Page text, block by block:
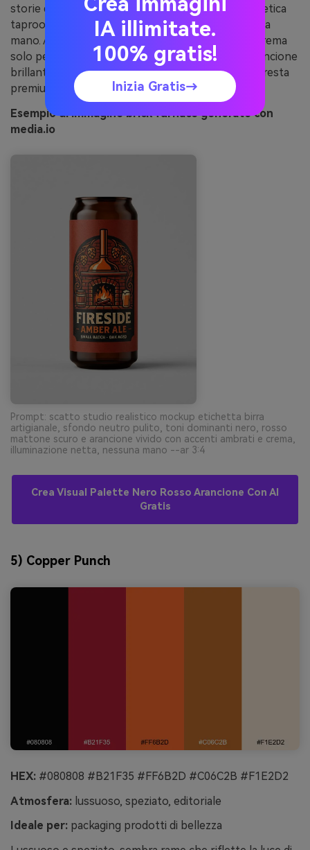
storie di affumicatura. Usalo per etichette, segnaletica
taproom o merchandise dove vuoi un tocco fatto a
mano. Abbina a linee illustrate quasi nere e usa il crema
solo per testi legali leggibili. Consiglio: riserva l’arancione
brillante a un badge protagonista così l’etichetta resta
premium.
Esempio di immagine brick furnace generato con
media.io
Prompt: scatto studio realistico mockup etichetta birra
artigianale, sfondo neutro pulito, toni dominanti nero, rosso
mattone scuro e arancione vivido con accenti ambrati e crema,
illuminazione netta, nessuna mano --ar 3:4
Crea Visual Palette Nero Rosso Arancione Con AI
Gratis
5) Copper Punch
HEX: #080808 #B21F35 #FF6B2D #C06C2B #F1E2D2
Atmosfera: lussuoso, speziato, editoriale
Ideale per: packaging prodotti di bellezza
IA illimitate.
100% gratis!
Inizia Gratis→